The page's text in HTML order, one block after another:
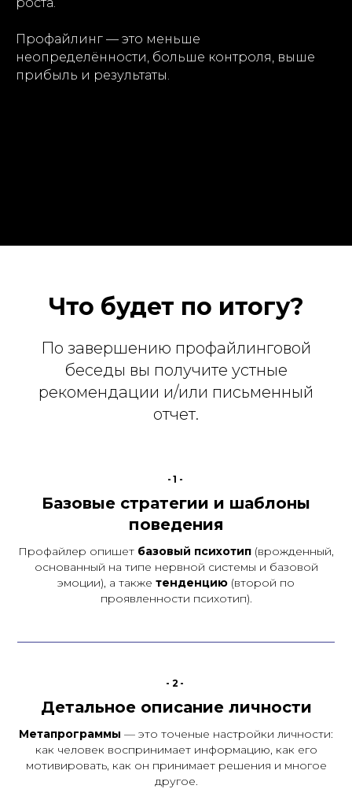
Профайлинг — это меньше
неопределённости, больше контроля, выше
прибыль и результаты.
Что будет по итогу?
По завершению профайлинговой
беседы вы получите устные
рекомендации и/или письменный
отчет.
-1-
Базовые стратегии и шаблоны
поведения
Профайлер опишет базовый психотип (врожденный,
основанный на типе нервной системы и базовой
эмоции), а также тенденцию (второй по
проявленности психотип).
-2-
Детальное описание личности
Метапрограммы — это точеные настройки личности:
как человек воспринимает информацию, как его
мотивировать, как он принимает решения и многое
другое.